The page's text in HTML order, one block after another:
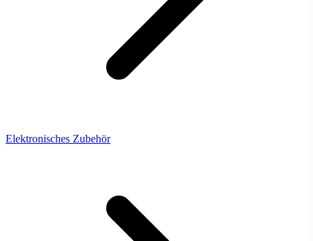
Elektronisches Zubehör